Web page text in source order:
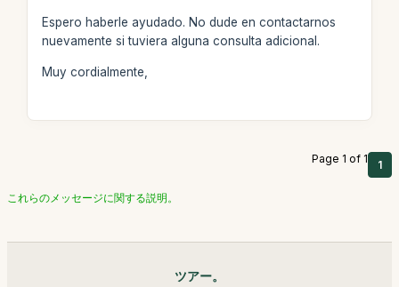
Espero haberle ayudado. No dude en contactarnos
nuevamente si tuviera alguna consulta adicional.
Muy cordialmente,
Page 1 of 1 1
これらのメッセージに関する説明。
ツアー。